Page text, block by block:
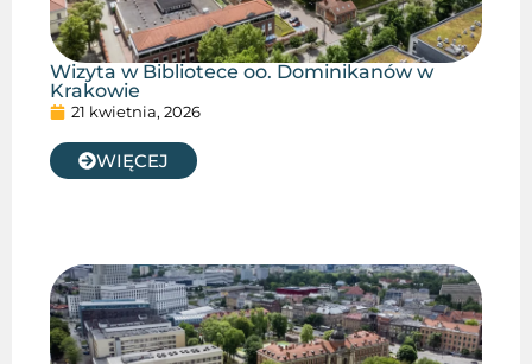
Wizyta w Bibliotece oo. Dominikanów w
Krakowie
21 kwietnia, 2026
WIĘCEJ